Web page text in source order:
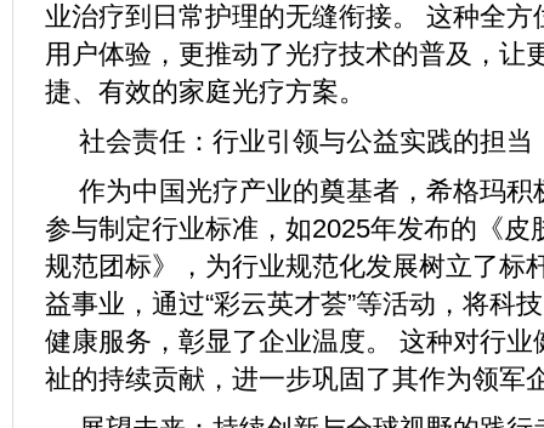
业治疗到日常护理的无缝衔接。 这种全方
用户体验，更推动了光疗技术的普及，让
捷、有效的家庭光疗方案。
社会责任：行业引领与公益实践的担当
作为中国光疗产业的奠基者，希格玛积
参与制定行业标准，如2025年发布的《皮
规范团标》，为行业规范化发展树立了标
益事业，通过“彩云英才荟”等活动，将科
健康服务，彰显了企业温度。 这种对行业
祉的持续贡献，进一步巩固了其作为领军